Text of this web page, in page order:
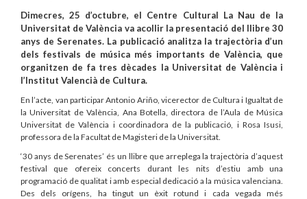
Dimecres, 25 d’octubre, el Centre Cultural La Nau de la
Universitat de València va acollir la presentació del llibre 30
anys de Serenates. La publicació analitza la trajectòria d’un
dels festivals de música més importants de València, que
organitzen de fa tres dècades la Universitat de València i
l’Institut Valencià de Cultura.
En l’acte, van participar Antonio Ariño, vicerector de Cultura i Igualtat de
la Universitat de València, Ana Botella, directora de l’Aula de Música
Universitat de València i coordinadora de la publicació, i Rosa Isusi,
professora de la Facultat de Magisteri de la Universitat.
‘30 anys de Serenates’ és un llibre que arreplega la trajectòria d’aquest
festival que ofereix concerts durant les nits d’estiu amb una
programació de qualitat i amb especial dedicació a la música valenciana.
Des dels orígens, ha tingut un èxit rotund i cada vegada més